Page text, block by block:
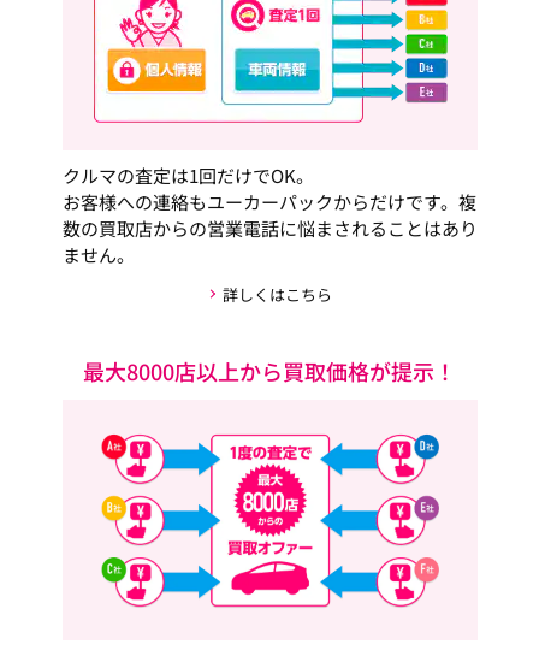
クルマの査定は1回だけでOK。
お客様への連絡もユーカーパックからだけです。複
数の買取店からの営業電話に悩まされることはあり
ません。
詳しくはこちら
最大8000店以上から買取価格が提示！